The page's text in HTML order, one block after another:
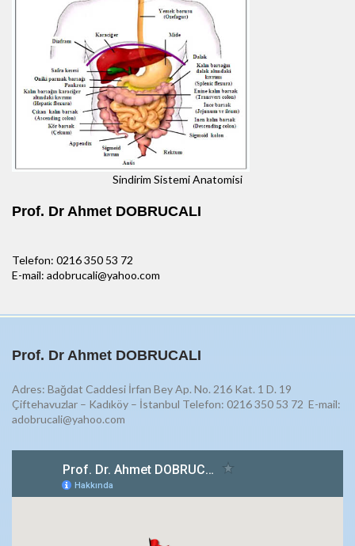
Sindirim Sistemi Anatomisi
Prof. Dr Ahmet DOBRUCALI
Telefon: 0216 350 53 72
E-mail: adobrucali@yahoo.com
Prof. Dr Ahmet DOBRUCALI
Adres: Bağdat Caddesi İrfan Bey Ap. No. 216 Kat. 1 D. 19
Çiftehavuzlar – Kadıköy – İstanbul Telefon: 0216 350 53 72 E-mail:
adobrucali@yahoo.com